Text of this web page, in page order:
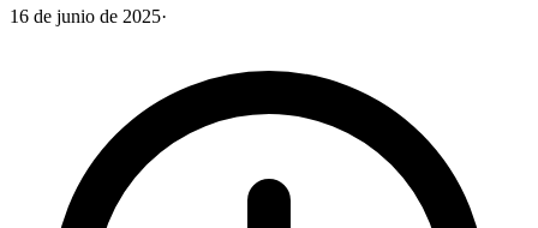
16 de junio de 2025·